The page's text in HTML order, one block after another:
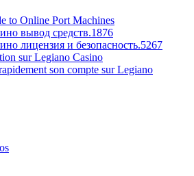
to Online Port Machines
вывод средств.1876
лицензия и безопасность.5267
sur Legiano Casino
son compte sur Legiano